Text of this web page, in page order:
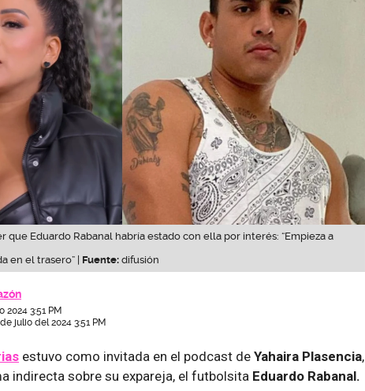
que Eduardo Rabanal habría estado con ella por interés: “Empieza a
en el trasero” | Fuente: difusión
2024 3:51 PM
julio del 2024 3:51 PM
estuvo como invitada en el podcast de Yahaira Plasencia,
indirecta sobre su expareja, el futbolsita Eduardo Rabanal.